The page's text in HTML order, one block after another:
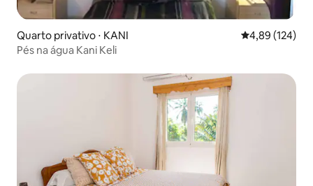
Quarto privativo ⋅ KANI 4,89 de uma
4,89 (124)
Pés na água Kani Keli